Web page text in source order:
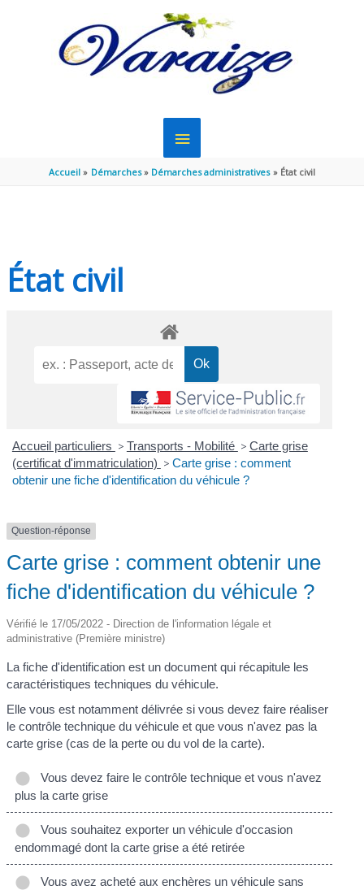
MENU
PRINCIPAL
Accueil Démarches Démarches administratives État civil
État civil
Accueil particuliers > Transports - Mobilité > Carte grise
(certificat d'immatriculation) > Carte grise : comment
obtenir une fiche d'identification du véhicule ?
Question-réponse
Carte grise : comment obtenir une
fiche d'identification du véhicule ?
Vérifié le 17/05/2022 - Direction de l'information légale et
administrative (Première ministre)
La fiche d'identification est un document qui récapitule les
caractéristiques techniques du véhicule.
Elle vous est notamment délivrée si vous devez faire réaliser
le contrôle technique du véhicule et que vous n'avez pas la
carte grise (cas de la perte ou du vol de la carte).
Vous devez faire le contrôle technique et vous n'avez
plus la carte grise
Vous souhaitez exporter un véhicule d'occasion
endommagé dont la carte grise a été retirée
Vous avez acheté aux enchères un véhicule sans